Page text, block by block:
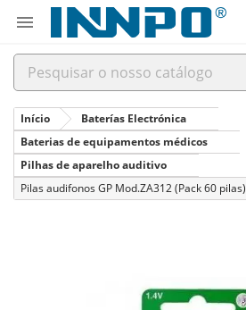

Início
Baterías Electrónica
Baterias de equipamentos médicos
Pilhas de aparelho auditivo
Pilas audifonos GP Mod.ZA312 (Pack 60 pilas)